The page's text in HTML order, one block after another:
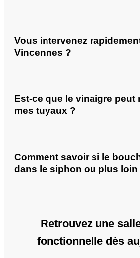
Vous intervenez
Vincennes ?
Est-ce que le vinaigre peut
mes tuyaux ?
Comment savoir si le
dans le siphon ou plus loin
Retrouvez une
fonctionnelle dès